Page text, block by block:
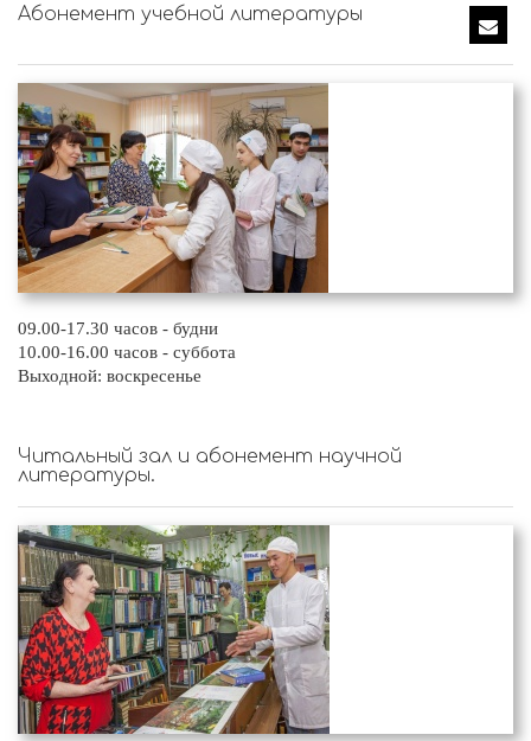
Абонемент учебной литературы
09.00-17.30 часов - будни
10.00-16.00 часов - суббота
Выходной: воскресенье
Читальный зал и абонемент научной
литературы.